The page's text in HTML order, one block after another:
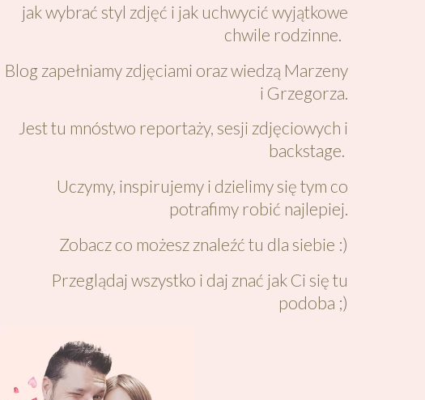
jak wybrać styl zdjęć i jak uchwycić wyjątkowe
chwile rodzinne.
Blog zapełniamy zdjęciami oraz wiedzą Marzeny
i Grzegorza.
Jest tu mnóstwo reportaży, sesji zdjęciowych i
backstage.
Uczymy, inspirujemy i dzielimy się tym co
potrafimy robić najlepiej.
Zobacz co możesz znaleźć tu dla siebie :)
Przeglądaj wszystko i daj znać jak Ci się tu
podoba ;)